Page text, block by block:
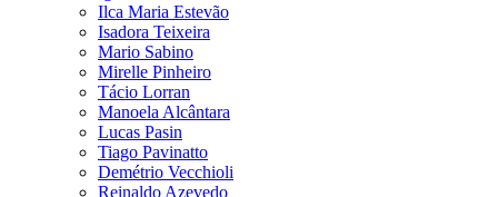
Ilca Maria Estevão
Isadora Teixeira
Mario Sabino
Mirelle Pinheiro
Tácio Lorran
Manoela Alcântara
Lucas Pasin
Tiago Pavinatto
Demétrio Vecchioli
Reinaldo Azevedo